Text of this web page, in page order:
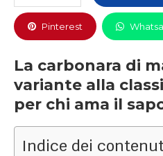
Pinterest
La carbonara di
variante alla
per chi ama il
Indice dei